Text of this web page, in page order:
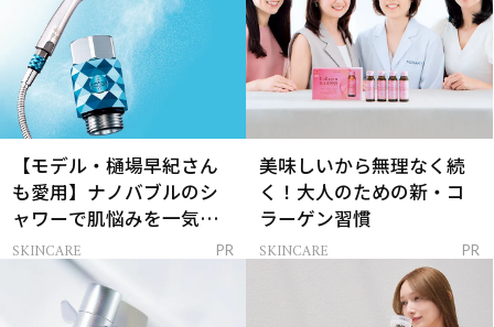
【モデル・樋場早紀さん
も愛用】ナノバブルのシ
ャワーで肌悩みを一気に
解決
SKINCARE PR
美味しいから無理なく続
く！大人のための新・コ
ラーゲン習慣
SKINCARE PR